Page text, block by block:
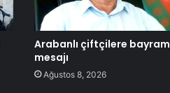
Arabanlı çiftçilere bayram
mesajı
Ağustos 8, 2026